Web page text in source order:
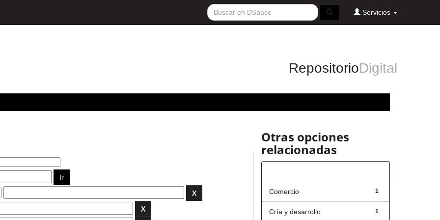
Servicios
RepositorioDigital
Otras opciones
relacionadas
1
Comercio
1
Cría y desarrollo